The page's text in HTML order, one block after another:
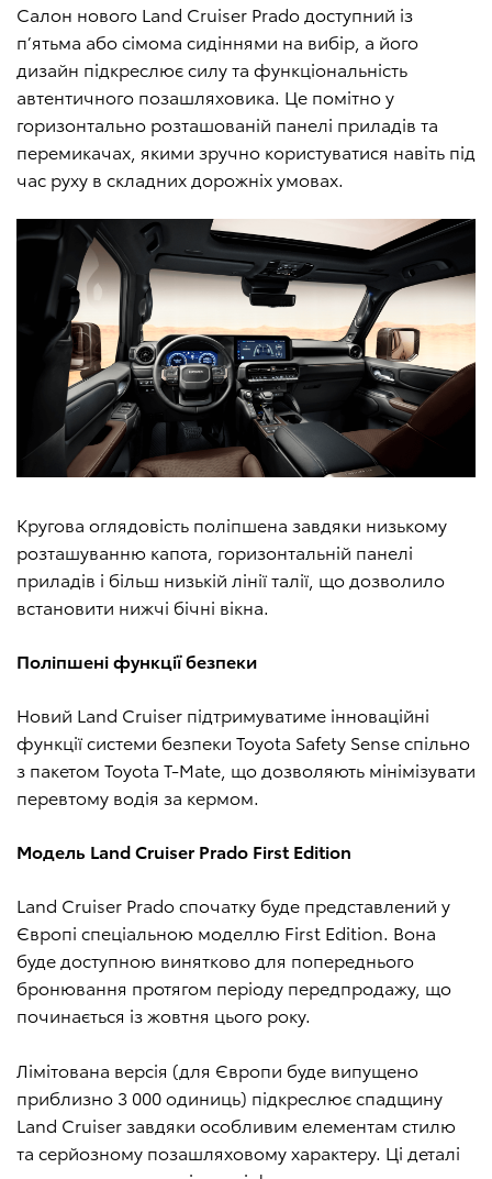
Салон нового Land Cruiser Prado доступний із
п’ятьма або сімома сидіннями на вибір, а його
дизайн підкреслює силу та функціональність
автентичного позашляховика. Це помітно у
горизонтально розташованій панелі приладів та
перемикачах, якими зручно користуватися навіть під
час руху в складних дорожніх умовах.
Кругова оглядовість поліпшена завдяки низькому
розташуванню капота, горизонтальній панелі
приладів і більш низькій лінії талії, що дозволило
встановити нижчі бічні вікна.
Поліпшені функції безпеки
Новий Land Cruiser підтримуватиме інноваційні
функції системи безпеки Toyota Safety Sense спільно
з пакетом Toyota T-Mate, що дозволяють мінімізувати
перевтому водія за кермом.
Модель Land Cruiser Prado First Edition
Land Cruiser Prado спочатку буде представлений у
Європі спеціальною моделлю First Edition. Вона
буде доступною винятково для попереднього
бронювання протягом періоду передпродажу, що
починається із жовтня цього року.
Лімітована версія (для Європи буде випущено
приблизно 3 000 одиниць) підкреслює спадщину
Land Cruiser завдяки особливим елементам стилю
та серйозному позашляховому характеру. Ці деталі